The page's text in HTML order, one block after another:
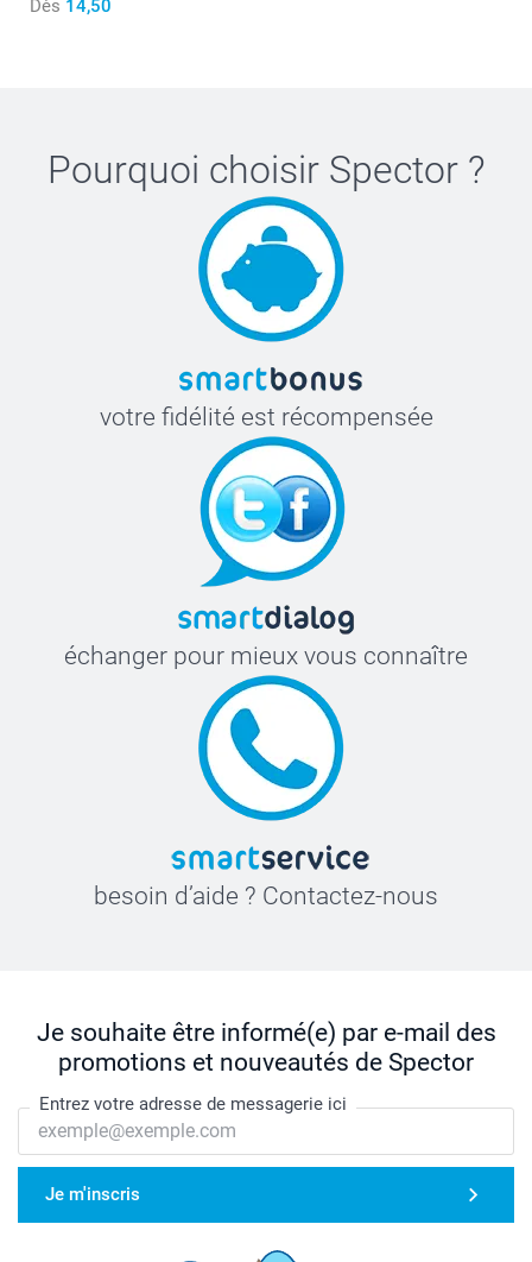
Dès 14,50
Pourquoi choisir Spector?
votre fidélité est récompensée
échanger pour mieux vous connaître
besoin d’aide ? Contactez-nous
Je souhaite être informé(e) par e-mail des
promotions et nouveautés de Spector
Entrez votre adresse de messagerie ici
Je m'inscris